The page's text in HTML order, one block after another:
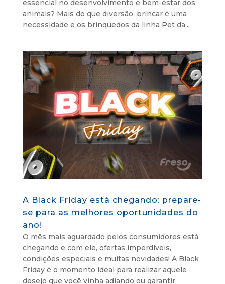
essencial no desenvolvimento e bem-estar dos
animais? Mais do que diversão, brincar é uma
necessidade e os brinquedos da linha Pet da...
A Black Friday está chegando: prepare-
se para as melhores oportunidades do
ano!
O mês mais aguardado pelos consumidores está
chegando e com ele, ofertas imperdíveis,
condições especiais e muitas novidades! A Black
Friday é o momento ideal para realizar aquele
desejo que você vinha adiando ou garantir